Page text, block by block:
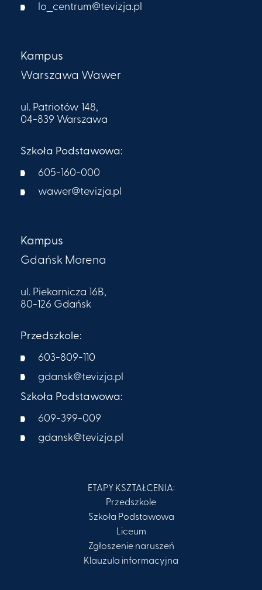
lo_centrum@tevizja.pl
Kampus
Warszawa Wawer
ul. Patriotów 148,
04-839 Warszawa
Szkoła Podstawowa:
605-160-000​
wawer@tevizja.pl
Kampus
Gdańsk Morena
ul. Piekarnicza 16B,
80-126 Gdańsk
Przedszkole:
603-809-110
gdansk@tevizja.pl
Szkoła Podstawowa:
609-399-009​
gdansk@tevizja.pl
ETAPY KSZTAŁCENIA:
Przedszkole
Szkoła Podstawowa
Liceum
Zgłoszenie naruszeń
Klauzula informacyjna